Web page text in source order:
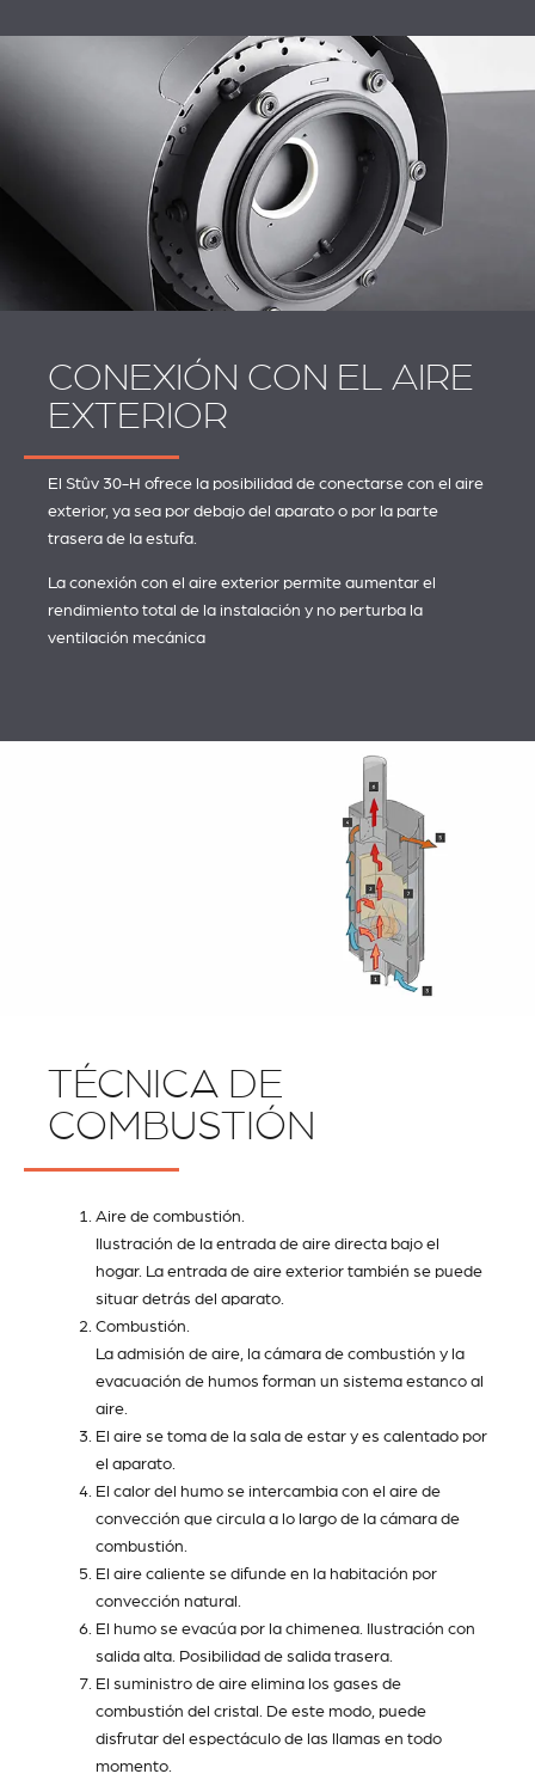
CONEXIÓN CON EL AIRE
EXTERIOR
El Stûv 30-H ofrece la posibilidad de conectarse con el aire
exterior, ya sea por debajo del aparato o por la parte
trasera de la estufa.
La conexión con el aire exterior permite aumentar el
rendimiento total de la instalación y no perturba la
ventilación mecánica
TÉCNICA DE
COMBUSTIÓN
Aire de combustión.
Ilustración de la entrada de aire directa bajo el
hogar. La entrada de aire exterior también se puede
situar detrás del aparato.
Combustión.
La admisión de aire, la cámara de combustión y la
evacuación de humos forman un sistema estanco al
aire.
El aire se toma de la sala de estar y es calentado por
el aparato.
El calor del humo se intercambia con el aire de
convección que circula a lo largo de la cámara de
combustión.
El aire caliente se difunde en la habitación por
convección natural.
El humo se evacúa por la chimenea. Ilustración con
salida alta. Posibilidad de salida trasera.
El suministro de aire elimina los gases de
combustión del cristal. De este modo, puede
disfrutar del espectáculo de las llamas en todo
momento.